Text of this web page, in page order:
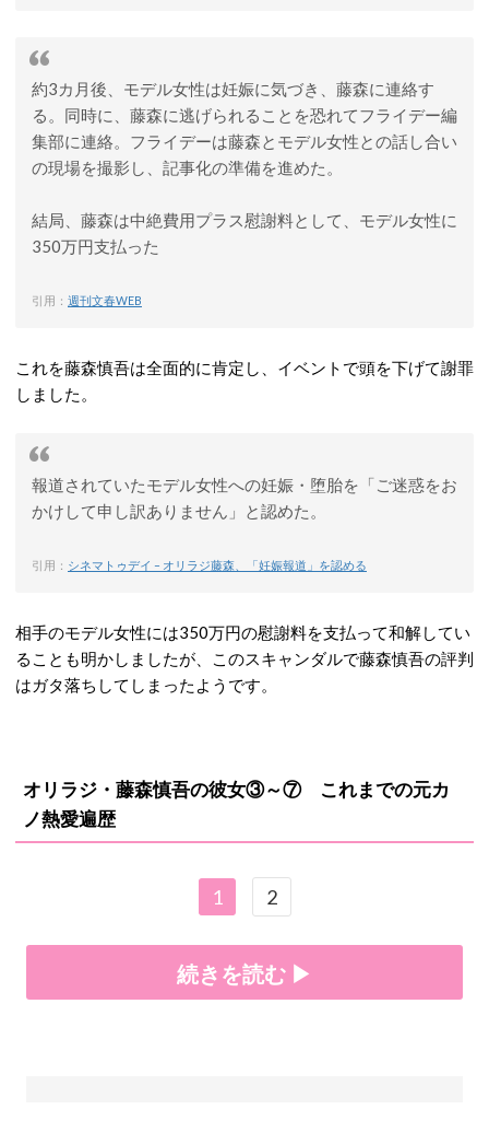
約3カ月後、モデル女性は妊娠に気づき、藤森に連絡す
る。同時に、藤森に逃げられることを恐れてフライデー編
集部に連絡。フライデーは藤森とモデル女性との話し合い
の現場を撮影し、記事化の準備を進めた。
結局、藤森は中絶費用プラス慰謝料として、モデル女性に
350万円支払った
引用： 週刊文春WEB
これを藤森慎吾は全面的に肯定し、イベントで頭を下げて謝罪
しました。
報道されていたモデル女性への妊娠・堕胎を「ご迷惑をお
かけして申し訳ありません」と認めた。
引用： シネマトゥデイ – オリラジ藤森、「妊娠報道」を認める
相手のモデル女性には350万円の慰謝料を支払って和解してい
ることも明かしましたが、このスキャンダルで藤森慎吾の評判
はガタ落ちしてしまったようです。
オリラジ・藤森慎吾の彼女③～⑦ これまでの元カ
ノ熱愛遍歴
1 2
続きを読む ▶